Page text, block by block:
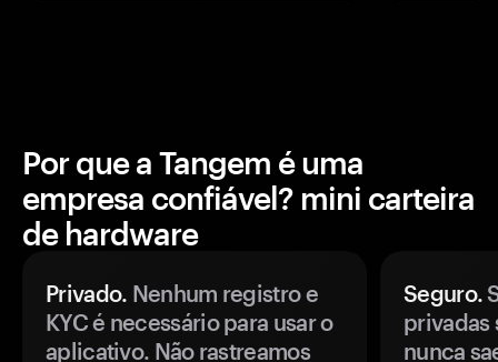
Por que a Tangem é uma
empresa confiável? mini carteira
de hardware
Privado. Nenhum registro e
KYC é necessário para usar o
aplicativo. Não rastreamos
Seguro.
privadas
nunca